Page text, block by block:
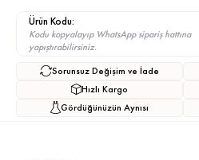
Ürün Kodu:
Kodu kopyalayıp WhatsApp sipariş hattına
yapıştırabilirsiniz.
Sorunsuz Değişim ve İade
Hızlı Kargo
Gördüğünüzün Aynısı